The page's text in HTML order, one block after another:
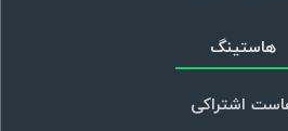
هاستینگ
اشتراکی